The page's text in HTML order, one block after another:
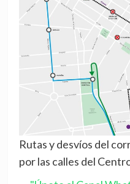
Rutas y desvíos del
por las calles del